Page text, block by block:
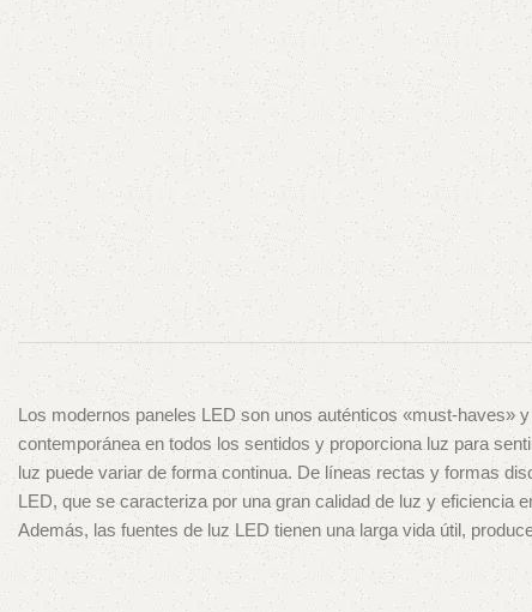
Los modernos paneles LED son unos auténticos «must-haves»
contemporánea en todos los sentidos y proporciona luz para
luz puede variar de forma continua. De líneas rectas y formas
LED, que se caracteriza por una gran calidad de luz y eficiencia
Además, las fuentes de luz LED tienen una larga vida útil,